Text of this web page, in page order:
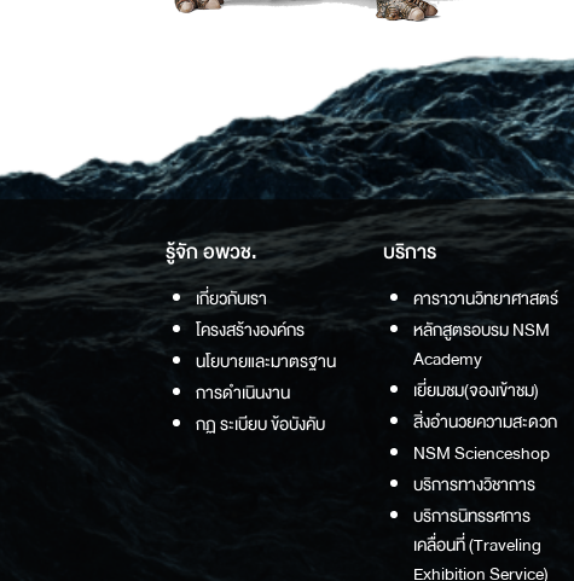
รู้จัก อพวช.
เกี่ยวกับเรา
โครงสร้างองค์กร
นโยบายและมาตรฐาน
การดำเนินงาน
กฏ ระเบียบ ข้อบังคับ
บริการ
คาราวานวิทยาศาสตร์
หลักสูตรอบรม NSM
Academy
เยี่ยมชม(จองเข้าชม)
สิ่งอำนวยความสะดวก
NSM Scienceshop
บริการทางวิชาการ
บริการนิทรรศการ
เคลื่อนที่ (Traveling
Exhibition Service)